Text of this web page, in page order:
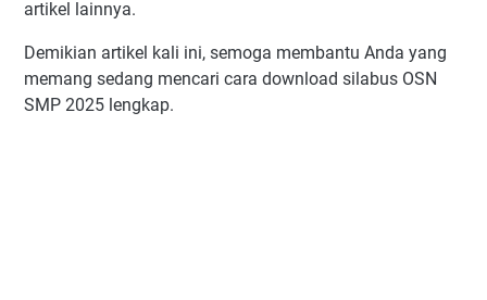
artikel lainnya.
Demikian artikel kali ini, semoga membantu Anda yang
memang sedang mencari cara download silabus OSN
SMP 2025 lengkap.